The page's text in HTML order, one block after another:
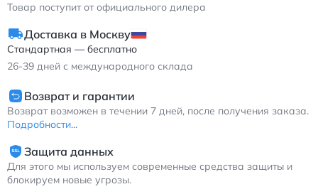
Товар поступит от официального дилера
Доставка в Москву
Стандартная — бесплатно
26-39 дней с международного склада
Возврат и гарантии
Возврат возможен в течении 7 дней, после получения заказа.
Подробности...
Защита данных
Для этого мы используем современные средства защиты и
блокируем новые угрозы.